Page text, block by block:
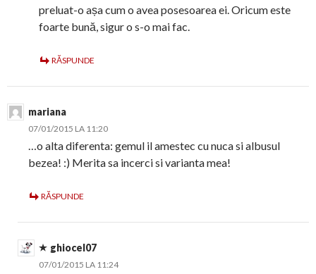
preluat-o așa cum o avea posesoarea ei. Oricum este
foarte bună, sigur o s-o mai fac.
RĂSPUNDE
mariana
07/01/2015 LA 11:20
…o alta diferenta: gemul il amestec cu nuca si albusul
bezea! :) Merita sa incerci si varianta mea!
RĂSPUNDE
ghiocel07
07/01/2015 LA 11:24